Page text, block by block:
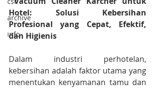
archive
info
Hotel: Solusi Kebersihan
Profesional yang Cepat, Efektif,
dan Higienis
Dalam industri perhotelan,
kebersihan adalah faktor utama yang
menentukan kenyamanan tamu dan